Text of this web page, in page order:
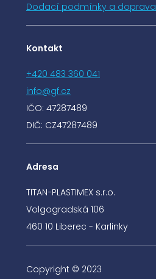
Dodací podmínky a doprava
Kontakt
+420 483 360 041
info@gf.cz
IČO: 47287489
DIČ: CZ47287489
Adresa
TITAN-PLASTIMEX s.r.o.
Volgogradská 106
460 10 Liberec - Karlinky
Copyright © 2023